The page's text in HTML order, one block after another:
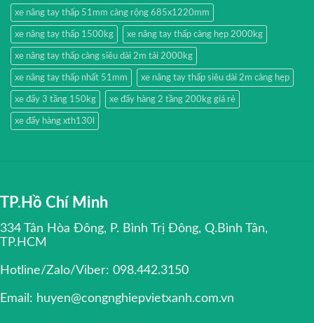
xe nâng tay thấp 51mm càng rộng 685x1220mm
xe nâng tay thấp 1500kg xe nâng tay thấp càng hẹp 2000kg
xe nâng tay thấp càng siêu dài 2m tải 2000kg
xe nâng tay thấp nhất 51mm xe nâng tay thấp siêu dài 2m càng hẹp
xe đẩy 3 tầng 150kg xe đẩy hàng 2 tầng 200kg giá rẻ
xe đẩy hàng xth130l
TP.Hồ Chí Minh
334 Tân Hòa Đông, P. Bình Trị Đông, Q.Bình Tân,
TP.HCM
Hotline/Zalo/Viber: 098.442.3150
Email: huyen@congnghiepvietxanh.com.vn